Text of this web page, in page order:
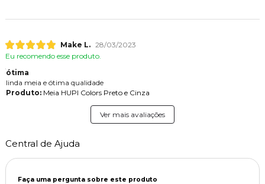
Make L. 28/03/2023
Eu recomendo esse produto.
ótima
linda meia e ótima qualidade
Produto:Meia HUPI Colors Preto e Cinza
Ver mais avaliações
Central de Ajuda
Faça uma pergunta sobre este produto